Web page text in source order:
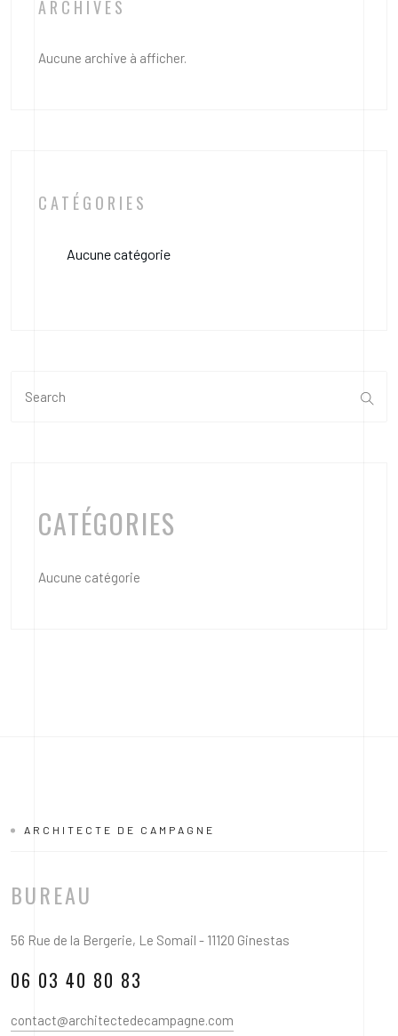
ARCHIVES
Aucune archive à afficher.
CATÉGORIES
Aucune catégorie
CATÉGORIES
Aucune catégorie
ARCHITECTE DE CAMPAGNE
BUREAU
56 Rue de la Bergerie, Le Somail - 11120 Ginestas
06 03 40 80 83
contact@architectedecampagne.com